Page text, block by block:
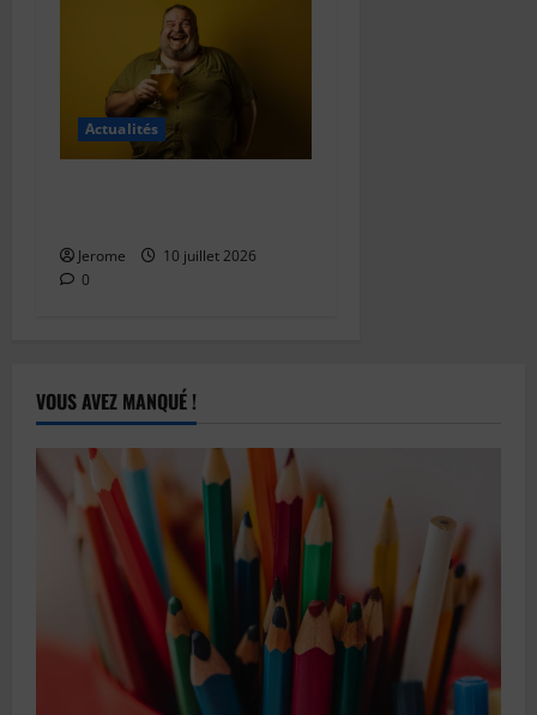
Actualités
Jerome
10 juillet 2026
0
VOUS AVEZ MANQUÉ !